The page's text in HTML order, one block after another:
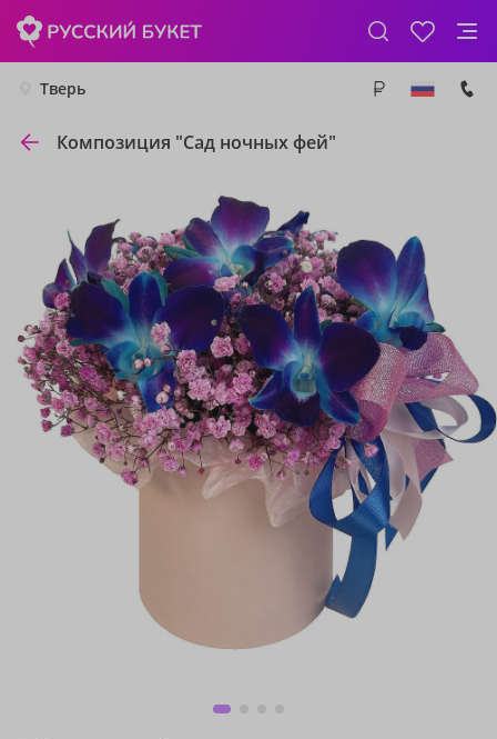
Тверь
Композиция "Сад ночных фей"